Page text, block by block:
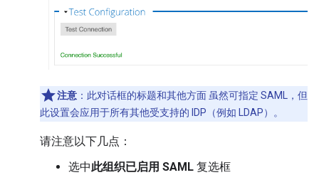
注意 ：此对话框的标题和其他方面 虽然可指定 SAML，但
此设置会应用于所有其他受支持的 IDP（例如 LDAP）。
请注意以下几点：
选中此组织已启用 SAML 复选框